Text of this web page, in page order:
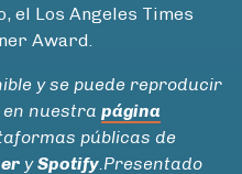
el Los Angeles Times
Award.
y se puede reproducir
en nuestra página
públicas de
ySpotify.Presentado